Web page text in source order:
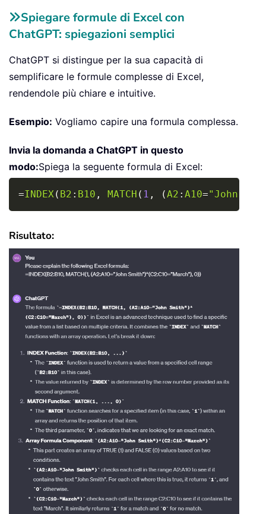
Spiegare formule di Excel con
ChatGPT: spiegazioni semplici
ChatGPT si distingue per la sua capacità di
semplificare le formule complesse di Excel,
rendendole più chiare e intuitive.
Esempio: Vogliamo capire una formula complessa.
Invia la domanda a ChatGPT in questo
modo:Spiega la seguente formula di Excel:
=INDEX ( B2 : B10 , MATCH ( 1 , (A2 : A10="John
Copy
Risultato: